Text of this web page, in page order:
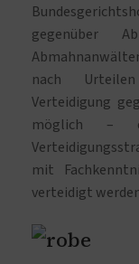
gegenüber
nach
Verteidigung
möglich –
mit
verteidigt